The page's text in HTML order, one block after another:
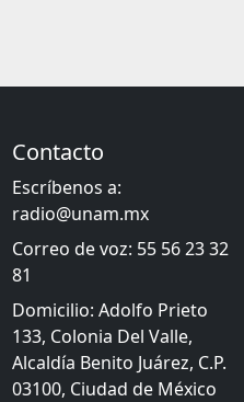
Contacto
Escríbenos a:
radio@unam.mx
Correo de voz: 55 56 23 32
81
Domicilio: Adolfo Prieto
133, Colonia Del Valle,
Alcaldía Benito Juárez, C.P.
03100, Ciudad de México